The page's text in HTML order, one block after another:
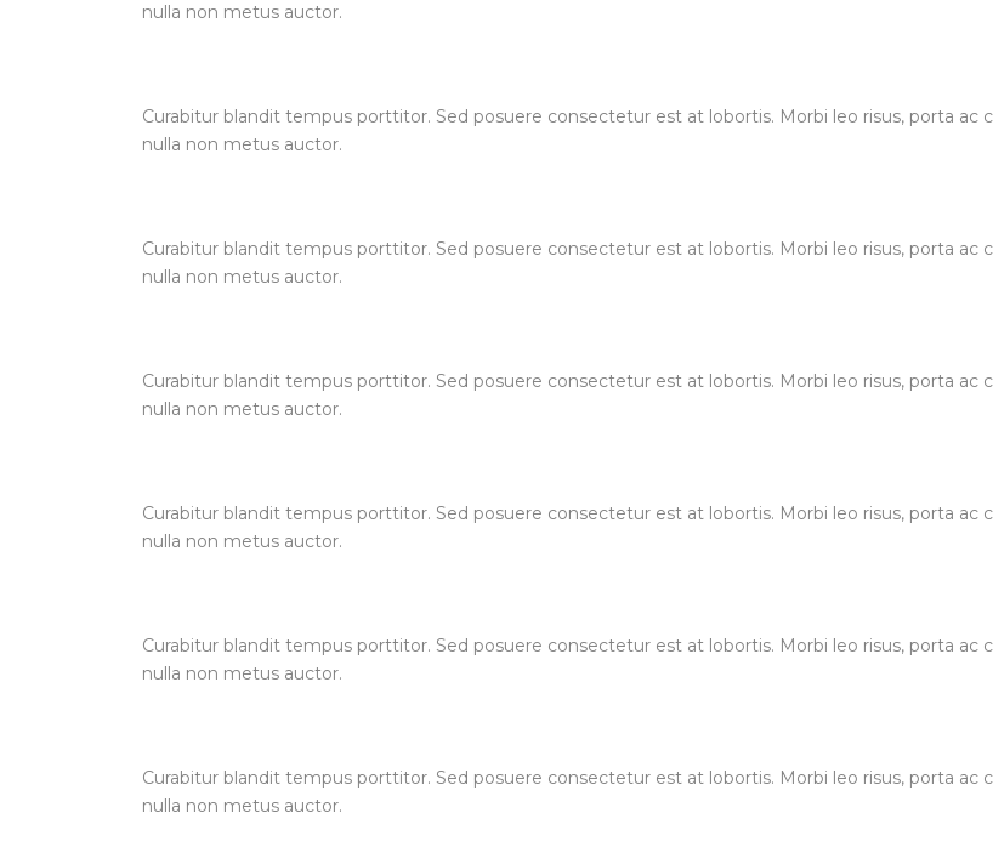
nulla non metus auctor.
Curabitur blandit tempus porttitor. Sed posuere consectetur est at lobortis. Morbi leo risus, porta
nulla non metus auctor.
Curabitur blandit tempus porttitor. Sed posuere consectetur est at lobortis. Morbi leo risus, porta
nulla non metus auctor.
Curabitur blandit tempus porttitor. Sed posuere consectetur est at lobortis. Morbi leo risus, porta
nulla non metus auctor.
Curabitur blandit tempus porttitor. Sed posuere consectetur est at lobortis. Morbi leo risus, porta
nulla non metus auctor.
Curabitur blandit tempus porttitor. Sed posuere consectetur est at lobortis. Morbi leo risus, porta
nulla non metus auctor.
Curabitur blandit tempus porttitor. Sed posuere consectetur est at lobortis. Morbi leo risus, porta
nulla non metus auctor.